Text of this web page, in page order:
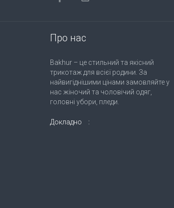
Про нас
Bakhur – це стильний та якісний
трикотаж для всієї родини. За
найвигіднішими цінами замовляйте у
нас жіночий та чоловічий одяг,
головні убори, пледи.
Докладно